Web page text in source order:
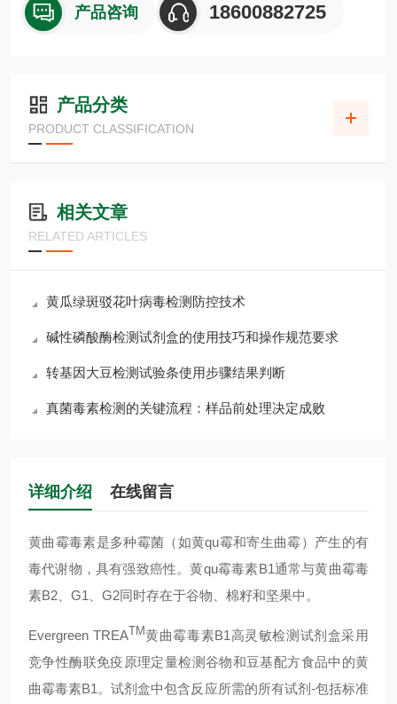
产品咨询 18600882725
产品分类
PRODUCT CLASSIFICATION
相关文章
RELATED ARTICLES
黄瓜绿斑驳花叶病毒检测防控技术
碱性磷酸酶检测试剂盒的使用技巧和操作规范要求
转基因大豆检测试验条使用步骤结果判断
真菌毒素检测的关键流程：样品前处理决定成败
详细介绍 在线留言
黄曲霉毒素是多种霉菌（如黄qu霉和寄生曲霉）产生的有
毒代谢物，具有强致癌性。黄qu霉毒素B1通常与黄曲霉毒
素B2、G1、G2同时存在于谷物、棉籽和坚果中。
Evergreen TREA TM黄曲霉毒素B1高灵敏检测试剂盒采用
竞争性酶联免疫原理定量检测谷物和豆基配方食品中的黄
曲霉毒素B1。试剂盒中包含反应所需的所有试剂-包括标准